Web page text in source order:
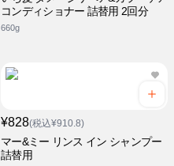
コンディショナー 詰替用 2回分
660g
¥828(税込¥910.8)
マー&ミー リンス イン シャンプー
詰替用